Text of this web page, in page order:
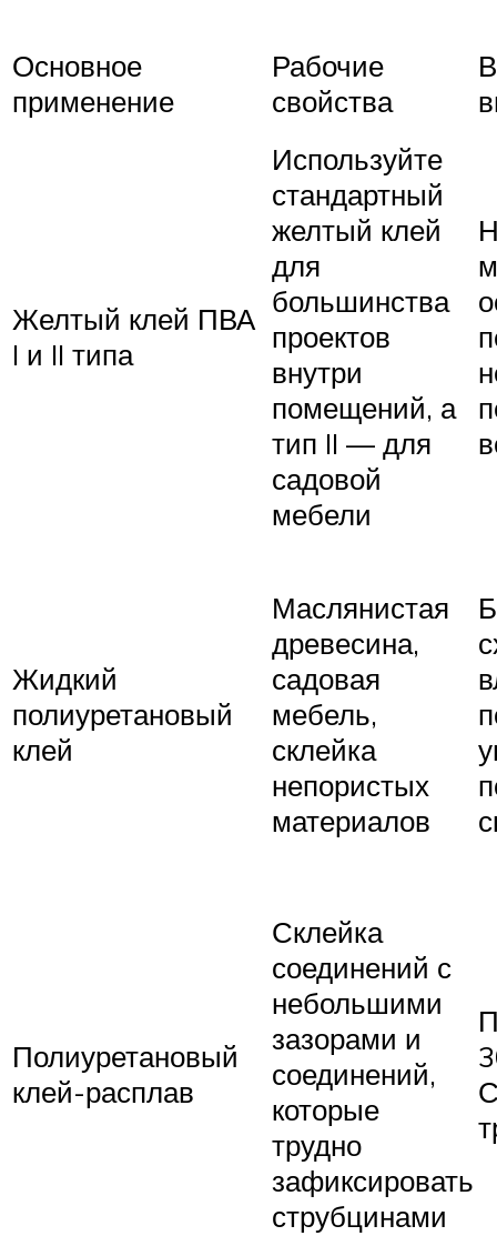
Основное
применение
Рабочие
свойства
Желтый клей ПВА
I и II типа
Используйте
стандартный
желтый клей
для
большинства
проектов
внутри
помещений, а
тип II — для
садовой
мебели
Жидкий
полиуретановый
клей
Маслянистая
древесина,
садовая
мебель,
склейка
непористых
материалов
Полиуретановый
клей-расплав
Склейка
соединений с
небольшими
зазорами и
соединений,
которые
трудно
зафиксировать
струбцинами